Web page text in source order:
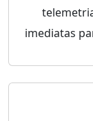
imediatas